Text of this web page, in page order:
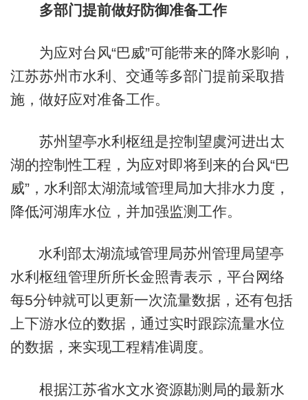
多部门提前做好防御准备工作
为应对台风“巴威”可能带来的降水影响，
江苏苏州市水利、交通等多部门提前采取措
施，做好应对准备工作。
苏州望亭水利枢纽是控制望虞河进出太
湖的控制性工程，为应对即将到来的台风“巴
威”，水利部太湖流域管理局加大排水力度，
降低河湖库水位，并加强监测工作。
水利部太湖流域管理局苏州管理局望亭
水利枢纽管理所所长金照青表示，平台网络
每5分钟就可以更新一次流量数据，还有包括
上下游水位的数据，通过实时跟踪流量水位
的数据，来实现工程精准调度。
根据江苏省水文水资源勘测局的最新水